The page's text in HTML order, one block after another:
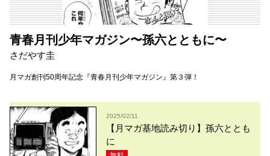
青春月刊少年マガジン〜孫六とともに〜
さだやす圭
月マガ創刊50周年記念『青春月刊少年マガジン』第３弾！
2025/02/11
【月マガ基地読み切り】孫六ととも
に